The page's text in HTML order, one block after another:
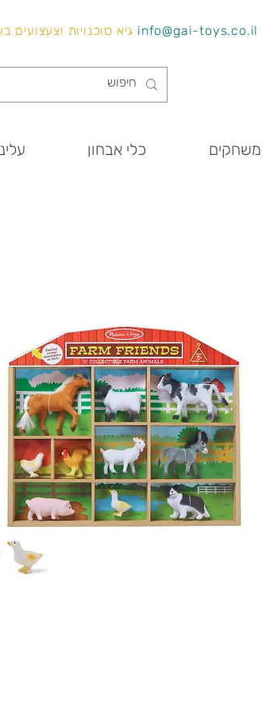
info@gai-toys.co.il גיא סוכנויות וצעצועים
משחקים כלי אבחון